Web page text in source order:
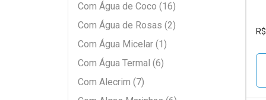
R$
Cimed (1)
Clear (2)
Coala Beauty (1)
Corpo Dourado (6)
Creamy (1)
Com Água de Coco (16)
Com Água de Rosas (2)
Com Água Micelar (1)
Com Água Termal (6)
Com Alecrim (7)